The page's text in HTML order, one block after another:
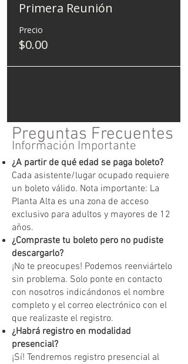
Primera Reunión
Precio
$0.00
Preguntas Frecuentes
Información Importante
¿A partir de qué edad se paga boleto?
Cada asistente/lugar ocupado requiere
un boleto válido. Nota importante: La
Planta Alta es una zona de acceso
exclusivo para adultos y mayores de 12
años.
¿Compraste tu boleto pero no pudiste
descargarlo?
¡No te preocupes! Podemos reenviártelo
sin problema. Solo ponte en contacto
con nosotros indicándonos el nombre
completo y el correo electrónico con el
que realizaste el registro.
¿Habrá registro en modalidad
presencial?
¡Sí! Tendremos registro presencial al